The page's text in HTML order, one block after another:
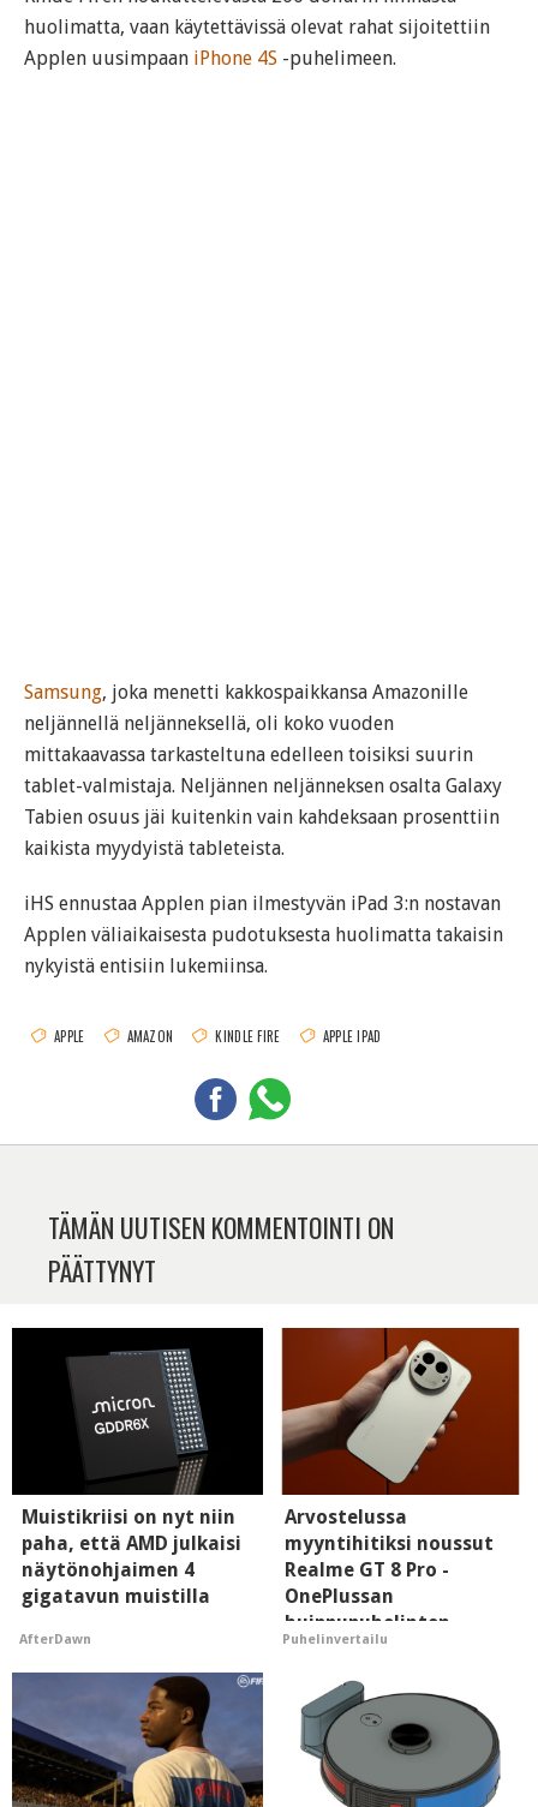
huolimatta, vaan käytettävissä olevat rahat sijoitettiin
Applen uusimpaan iPhone 4S -puhelimeen.
Samsung, joka menetti kakkospaikkansa Amazonille
neljännellä neljänneksellä, oli koko vuoden
mittakaavassa tarkasteltuna edelleen toisiksi suurin
tablet-valmistaja. Neljännen neljänneksen osalta Galaxy
Tabien osuus jäi kuitenkin vain kahdeksaan prosenttiin
kaikista myydyistä tableteista.
iHS ennustaa Applen pian ilmestyvän iPad 3:n nostavan
Applen väliaikaisesta pudotuksesta huolimatta takaisin
nykyistä entisiin lukemiinsa.
APPLE AMAZON KINDLE FIRE APPLE IPAD
TÄMÄN UUTISEN KOMMENTOINTI ON
PÄÄTTYNYT
Muistikriisi on nyt niin
paha, että AMD julkaisi
näytönohjaimen 4
gigatavun muistilla
AfterDawn
Arvostelussa
myyntihitiksi noussut
Realme GT 8 Pro -
OnePlussan
huippupuhelinten
"perillinen"
Puhelinvertailu